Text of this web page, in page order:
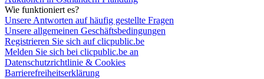
Wie funktioniert es?
Unsere Antworten auf häufig gestellte Fragen
Unsere allgemeinen Geschäftsbedingungen
Registrieren Sie sich auf clicpublic.be
Melden Sie sich bei clicpublic.be an
Datenschutzrichtlinie & Cookies
Barrierefreiheitserklärung